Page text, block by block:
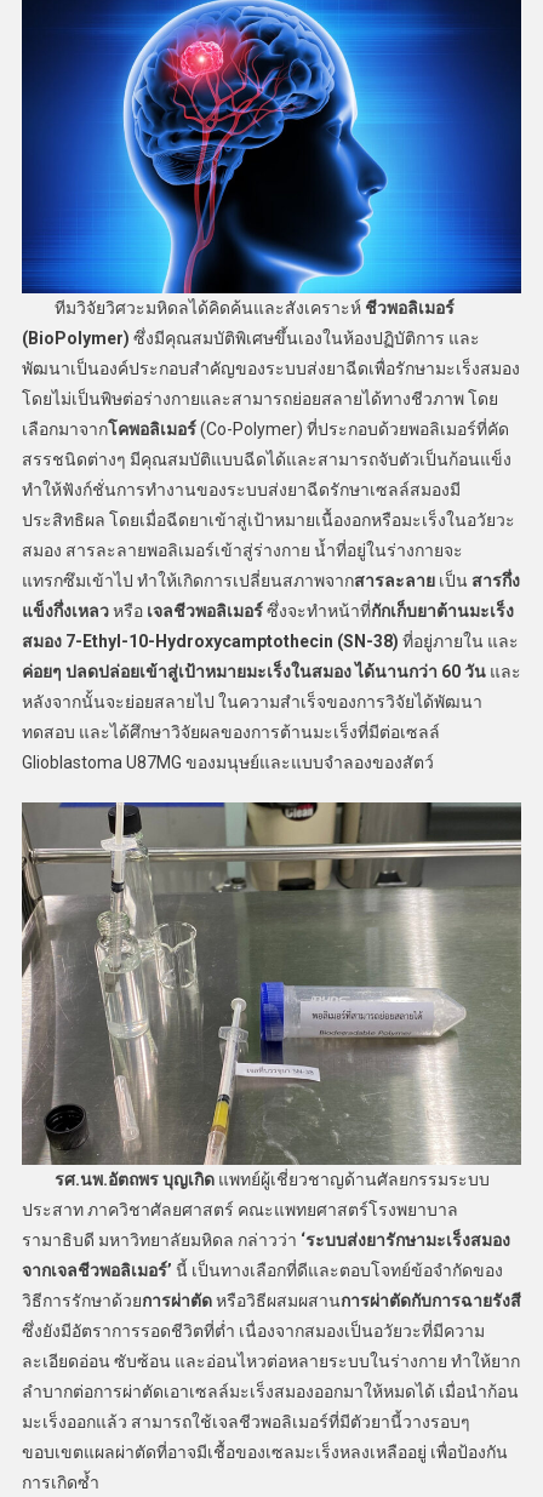
ทีมวิจัยวิศวะมหิดลได้คิดค้นและสังเคราะห์ ชีวพอลิเมอร์
(BioPolymer) ซึ่งมีคุณสมบัติพิเศษขึ้นเองในห้องปฏิบัติการ และ
พัฒนาเป็นองค์ประกอบสำคัญของระบบส่งยาฉีดเพื่อรักษามะเร็งสมอง
โดยไม่เป็นพิษต่อร่างกายและสามารถย่อยสลายได้ทางชีวภาพ โดย
เลือกมาจากโคพอลิเมอร์(Co-Polymer) ที่ประกอบด้วยพอลิเมอร์ที่คัด
สรรชนิดต่างๆ มีคุณสมบัติแบบฉีดได้และสามารถจับตัวเป็นก้อนแข็ง
ทำให้ฟังก์ชั่นการทำงานของระบบส่งยาฉีดรักษาเซลล์สมองมี
ประสิทธิผล โดยเมื่อฉีดยาเข้าสู่เป้าหมายเนื้องอกหรือมะเร็งในอวัยวะ
สมอง สารละลายพอลิเมอร์เข้าสู่ร่างกาย น้ำที่อยู่ในร่างกายจะ
แทรกซึมเข้าไป ทำให้เกิดการเปลี่ยนสภาพจากสารละลายเป็นสารกึ่ง
แข็งกึ่งเหลวหรือเจลชีวพอลิเมอร์ซึ่งจะทำหน้าที่กักเก็บยาต้านมะเร็ง
สมอง 7-Ethyl-10-Hydroxycamptothecin (SN-38) ที่อยู่ภายใน และ
ค่อยๆ ปลดปล่อยเข้าสู่เป้าหมายมะเร็งในสมองได้นานกว่า 60 วันและ
หลังจากนั้นจะย่อยสลายไป ในความสำเร็จของการวิจัยได้พัฒนา
ทดสอบ และได้ศึกษาวิจัยผลของการต้านมะเร็งที่มีต่อเซลล์
Glioblastoma U87MG ของมนุษย์และแบบจำลองของสัตว์
รศ.นพ.อัตถพร บุญเกิดแพทย์ผู้เชี่ยวชาญด้านศัลยกรรมระบบ
ประสาท ภาควิชาศัลยศาสตร์ คณะแพทยศาสตร์โรงพยาบาล
รามาธิบดี มหาวิทยาลัยมหิดล กล่าวว่า ‘ระบบส่งยารักษามะเร็งสมอง
จากเจลชีวพอลิเมอร์’ นี้ เป็นทางเลือกที่ดีและตอบโจทย์ข้อจำกัดของ
วิธีการรักษาด้วยการผ่าตัดหรือวิธีผสมผสานการผ่าตัดกับการฉายรังสี
ซึ่งยังมีอัตราการรอดชีวิตที่ต่ำ เนื่องจากสมองเป็นอวัยวะที่มีความ
ละเอียดอ่อน ซับซ้อน และอ่อนไหวต่อหลายระบบในร่างกาย ทำให้ยาก
ลำบากต่อการผ่าตัดเอาเซลล์มะเร็งสมองออกมาให้หมดได้ เมื่อนำก้อน
มะเร็งออกแล้ว สามารถใช้เจลชีวพอลิเมอร์ที่มีตัวยานี้วางรอบๆ
ขอบเขตแผลผ่าตัดที่อาจมีเชื้อของเซลมะเร็งหลงเหลืออยู่ เพื่อป้องกัน
การเกิดซ้ำ